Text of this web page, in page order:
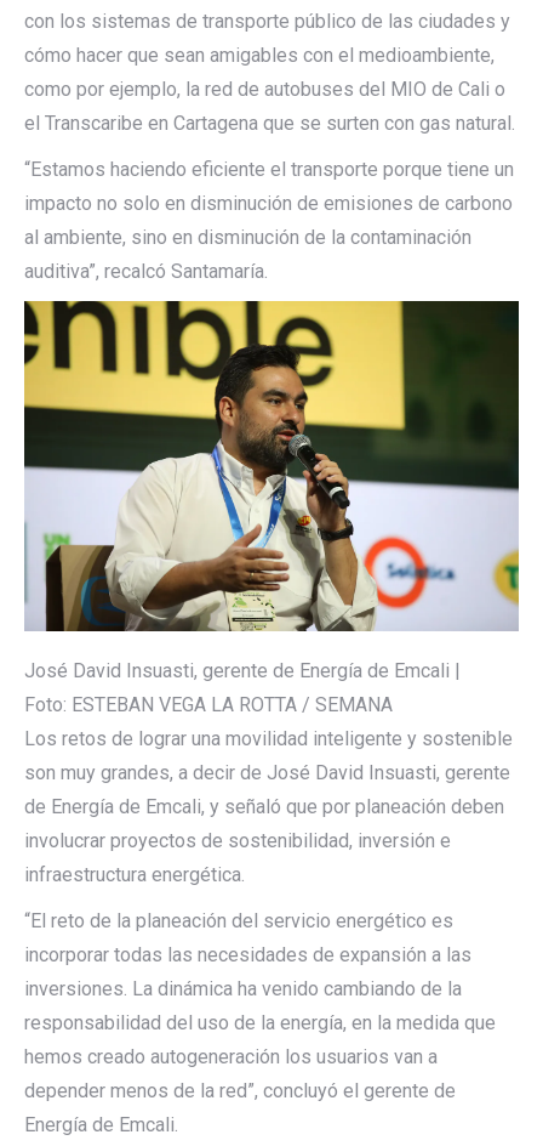
con los sistemas de transporte público de las ciudades y
cómo hacer que sean amigables con el medioambiente,
como por ejemplo, la red de autobuses del MIO de Cali o
el Transcaribe en Cartagena que se surten con gas natural.
“Estamos haciendo eficiente el transporte porque tiene un
impacto no solo en disminución de emisiones de carbono
al ambiente, sino en disminución de la contaminación
auditiva”, recalcó Santamaría.
José David Insuasti, gerente de Energía de Emcali |
Foto: ESTEBAN VEGA LA ROTTA / SEMANA
Los retos de lograr una movilidad inteligente y sostenible
son muy grandes, a decir de José David Insuasti, gerente
de Energía de Emcali, y señaló que por planeación deben
involucrar proyectos de sostenibilidad, inversión e
infraestructura energética.
“El reto de la planeación del servicio energético es
incorporar todas las necesidades de expansión a las
inversiones. La dinámica ha venido cambiando de la
responsabilidad del uso de la energía, en la medida que
hemos creado autogeneración los usuarios van a
depender menos de la red”, concluyó el gerente de
Energía de Emcali.